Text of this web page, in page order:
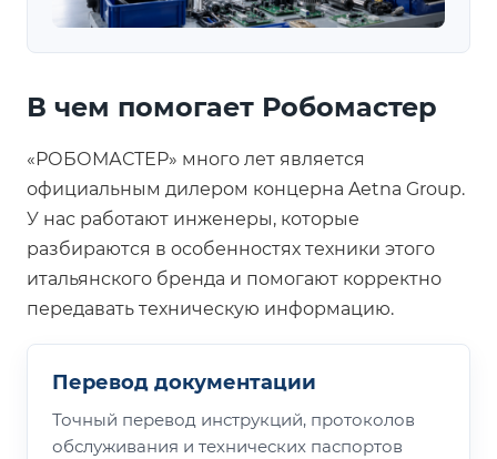
В чем помогает Робомастер
«РОБОМАСТЕР» много лет является
официальным дилером концерна Aetna Group.
У нас работают инженеры, которые
разбираются в особенностях техники этого
итальянского бренда и помогают корректно
передавать техническую информацию.
Перевод документации
Точный перевод инструкций, протоколов
обслуживания и технических паспортов